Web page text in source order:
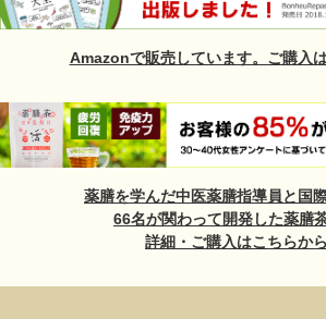
Amazonで販売しています。ご購入
薬膳を学んだ中医薬膳指導員と国
66名が関わって開発した薬膳茶
詳細・ご購入はこちらか